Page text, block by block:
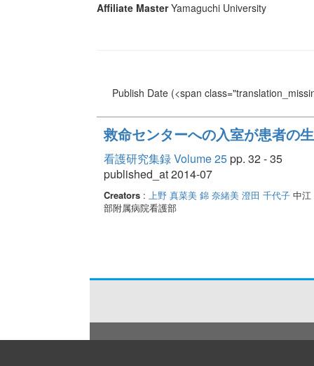
Affiliate Master Yamaguchi University
Publish Date(<span
救命センターへの入室が患者の
看護研究集録 Volume 25pp. 32 - 35
published_at 2014-07
Creators: 上野 真菜美 錦 奈緒美 澄田 千代子中江
部附属病院看護部